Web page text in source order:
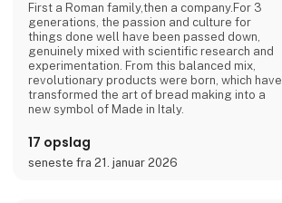
First a Roman family,then a company.For 3
generations, the passion and culture for
things done well have been passed down,
genuinely mixed with scientific research and
experimentation. From this balanced mix,
revolutionary products were born, which have
transformed the art of bread making into a
new symbol of Made in Italy.
17 opslag
seneste fra 21. januar 2026